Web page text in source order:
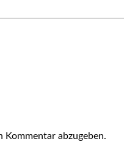
Kommentar abzugeben.